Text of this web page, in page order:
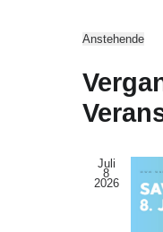
Anstehende
wählen.
Juli
8
2026